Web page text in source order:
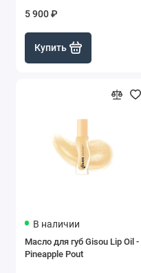
5 900 ₽
Купить
В наличии
Масло для губ Gisou Lip Oil -
Pineapple Pout